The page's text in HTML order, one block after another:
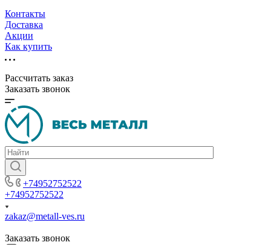
Контакты
Доставка
Акции
Как купить
Рассчитать заказ
Заказать звонок
+74952752522
+74952752522
zakaz@metall-ves.ru
Заказать звонок